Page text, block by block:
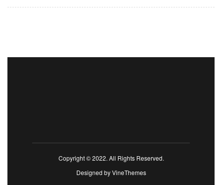
Copyright © 2022. All Rights Reserved.
Designed byVineThemes